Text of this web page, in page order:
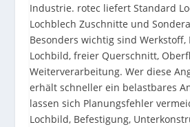
Industrie. rotec liefert Standard
Lochblech Zuschnitte und
Besonders wichtig sind Werkstoff,
Lochbild, freier Querschnitt,
Weiterverarbeitung. Wer diese
erhält schneller ein belastbares
lassen sich Planungsfehler
Lochbild, Befestigung,